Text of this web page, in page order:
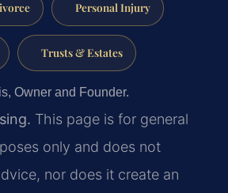
Personal Injury
Trusts & Estates
Owner and Founder.
This page is for general
only and does not
nor does it create an